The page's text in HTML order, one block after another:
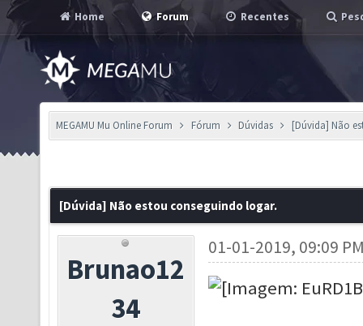
Home Forum Recentes
MEGAMU Mu Online Forum Fórum Dúvidas [Dúvida] Não
[Dúvida] Não estou conseguindo logar.
Brunao12
34
01-01-2019, 09:09